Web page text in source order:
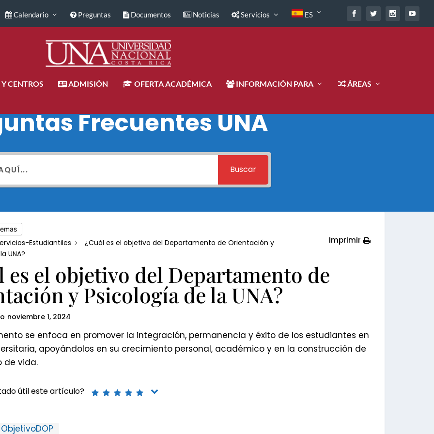
Calendario Preguntas Documentos Noticias Servicios ES
CENTROS ADMISIÓN OFERTA ACADÉMICA INFORMACIÓN PARA ÁREAS
Frecuentes UNA
Buscar
Estudiantiles
¿Cuál es el objetivo del Departamento de Orientación y
UNA?
Imprimir
es el objetivo del Departamento de
y Psicología de la UNA?
noviembre 1, 2024
se enfoca en promover la integración, permanencia y éxito de los estudiantes en
apoyándolos en su crecimiento personal, académico y en la construcción de
de vida.
útil este artículo?
ObjetivoDOP